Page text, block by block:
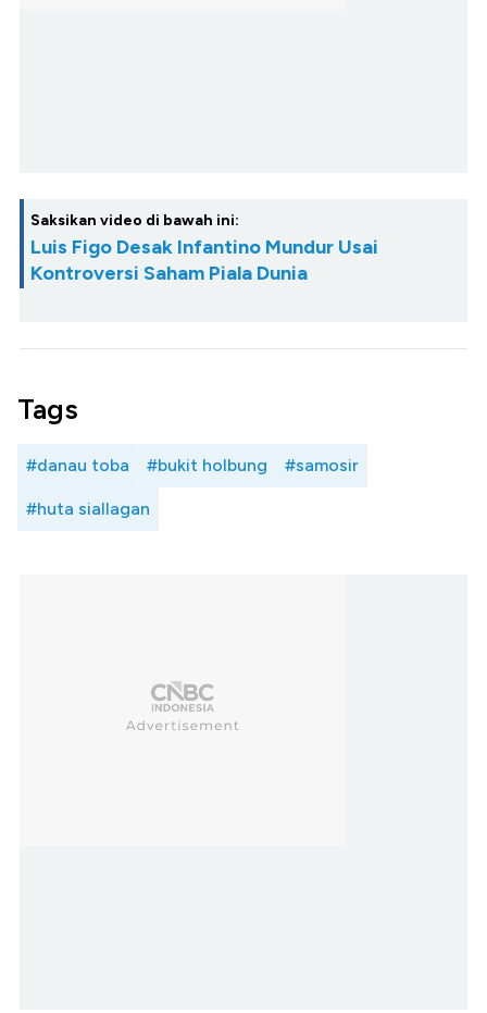
Saksikan video di bawah ini:
Luis Figo Desak Infantino Mundur Usai
Kontroversi Saham Piala Dunia
Tags
#danau toba #bukit holbung #samosir
#huta siallagan